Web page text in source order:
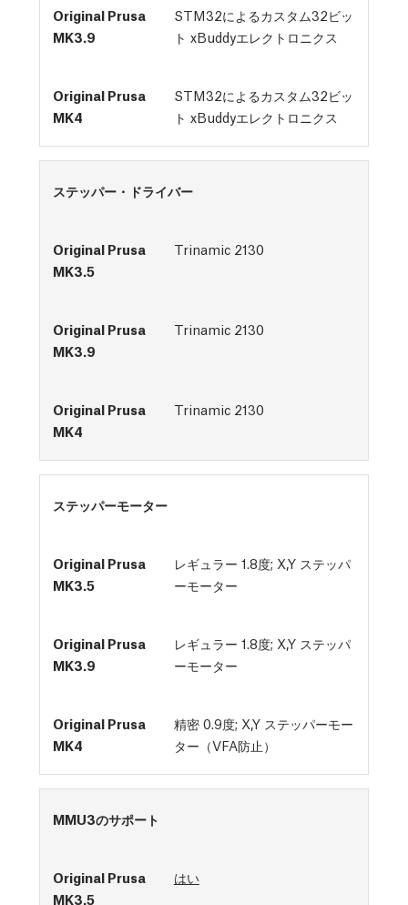
STM32によるカスタム32ビッ
ト xBuddyエレクトロニクス
STM32によるカスタム32ビッ
ト xBuddyエレクトロニクス
ステッパー・ドライバー
Trinamic 2130
Trinamic 2130
Trinamic 2130
ステッパーモーター
レギュラー 1.8度; X,Y ステッパ
ーモーター
レギュラー 1.8度; X,Y ステッパ
ーモーター
精密 0.9度; X,Y ステッパーモー
ター（VFA防止）
MMU3のサポート
はい